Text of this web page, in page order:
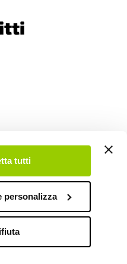
tutti
personalizza